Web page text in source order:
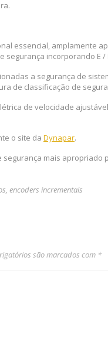
essencial, amplamente
segurança incorporando
a segurança de
de classificação de
de velocidade
o site da Dynapar.
mais apropriado
, encoders incrementais
são marcados com *